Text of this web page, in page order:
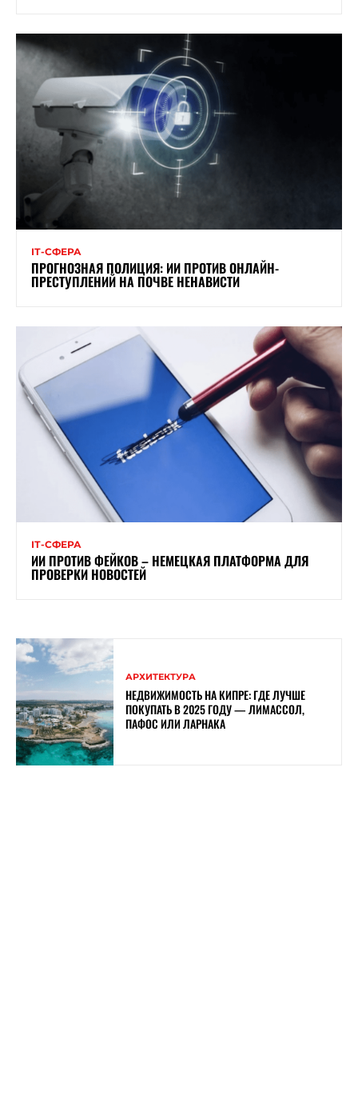
ІТ-СФЕРА
ПРОГНОЗНАЯ ПОЛИЦИЯ: ИИ ПРОТИВ ОНЛАЙН-
ПРЕСТУПЛЕНИЙ НА ПОЧВЕ НЕНАВИСТИ
ІТ-СФЕРА
ИИ ПРОТИВ ФЕЙКОВ – НЕМЕЦКАЯ ПЛАТФОРМА ДЛЯ
ПРОВЕРКИ НОВОСТЕЙ
АРХИТЕКТУРА
НЕДВИЖИМОСТЬ НА КИПРЕ: ГДЕ ЛУЧШЕ
ПОКУПАТЬ В 2025 ГОДУ — ЛИМАССОЛ,
ПАФОС ИЛИ ЛАРНАКА